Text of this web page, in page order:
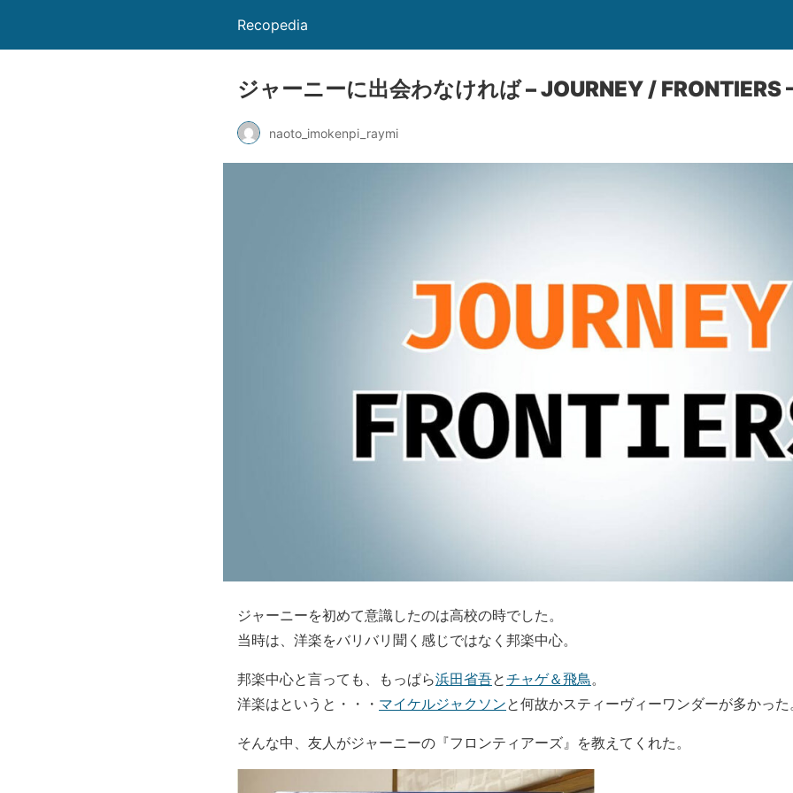
Recopedia
ジャーニーに出会わなければ – JOURNEY / FRONTIERS
naoto_imokenpi_raymi
ジャーニーを初めて意識したのは高校の時でした。
当時は、洋楽をバリバリ聞く感じではなく邦楽中心。
邦楽中心と言っても、もっぱら浜田省吾とチャゲ＆飛鳥。
洋楽はというと・・・ マイケルジャクソンと何故かスティーヴィーワンダーが多かった
そんな中、友人がジャーニーの『フロンティアーズ』を教えてくれた。